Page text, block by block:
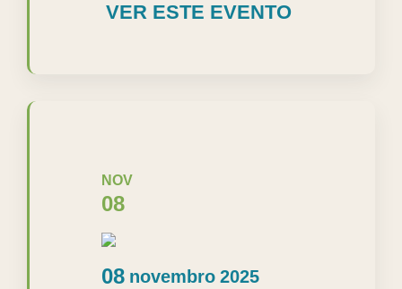
VER ESTE EVENTO
NOV
08
08 novembro 2025